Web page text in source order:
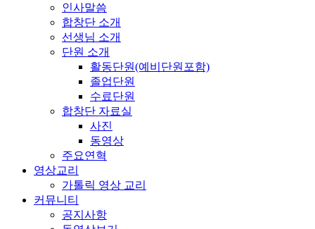
인사말씀
합창단 소개
선생님 소개
단원 소개
활동단원(예비단원포함)
졸업단원
수료단원
합창단 자료실
사진
동영상
주요연혁
영상교리
가톨릭 영상 교리
커뮤니티
공지사항